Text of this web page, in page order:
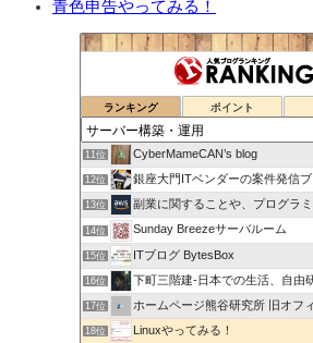
青色申告やってみる！
ランキング ポイント
11位 CyberMameCAN’s blog
12位 銀座大門ITベンダーの案件発信
13位 副業に関することや、プログラミン
14位 Sunday Breezeサーバルーム
15位 ITブログ BytesBox
16位 下町三階建-日本での生活、自由研究、
17位 ホームページ熊谷研究所 旧オフ
18位 Linuxやってみる！